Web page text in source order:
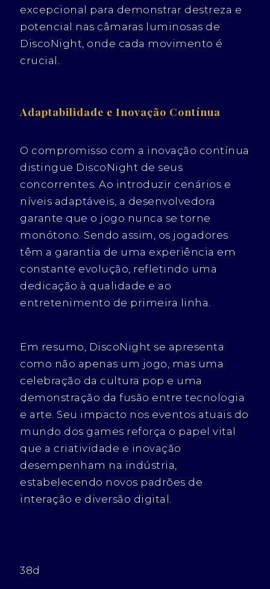
excepcional para demonstrar destreza e
potencial nas câmaras luminosas de
DiscoNight, onde cada movimento é
crucial.
Adaptabilidade e Inovação Contínua
O compromisso com a inovação contínua
distingue DiscoNight de seus
concorrentes. Ao introduzir cenários e
níveis adaptáveis, a desenvolvedora
garante que o jogo nunca se torne
monótono. Sendo assim, os jogadores
têm a garantia de uma experiência em
constante evolução, refletindo uma
dedicação à qualidade e ao
entretenimento de primeira linha.
Em resumo, DiscoNight se apresenta
como não apenas um jogo, mas uma
celebração da cultura pop e uma
demonstração da fusão entre tecnologia
e arte. Seu impacto nos eventos atuais do
mundo dos games reforça o papel vital
que a criatividade e inovação
desempenham na indústria,
estabelecendo novos padrões de
interação e diversão digital.
38d